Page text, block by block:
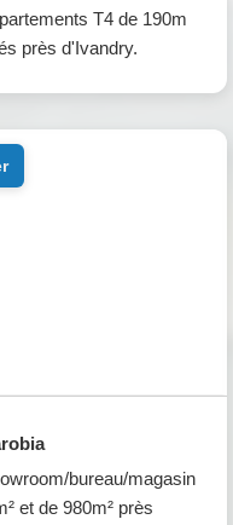
T4 de 190m
près d'Ivandry.
bureau/magasin
et de 980m² près